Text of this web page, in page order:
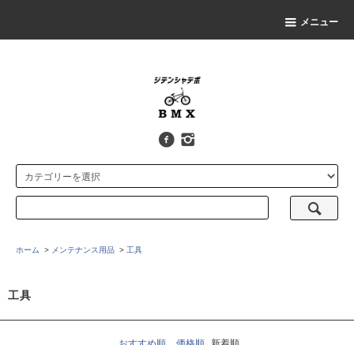
メニュー
ホーム > メンテナンス用品 > 工具
工具